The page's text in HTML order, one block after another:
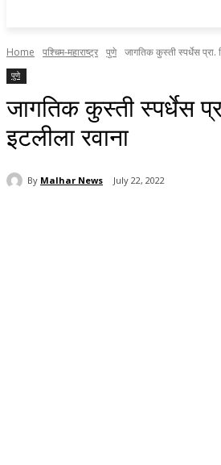
Home पश्चिम-महाराष्ट्र पुणे जागतिक कुस्ती स्पर्धेस प्रा.
पुणे
जागतिक कुस्ती स्पर्धेस
इटलीला रवाना
By Malhar News July 22, 2022